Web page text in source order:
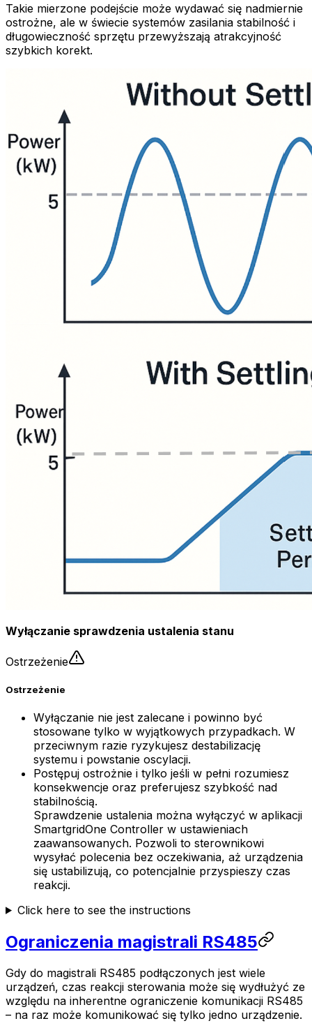
Takie mierzone podejście może wydawać się nadmiernie
ostrożne, ale w świecie systemów zasilania stabilność i
długowieczność sprzętu przewyższają atrakcyjność
szybkich korekt.
Wyłączanie sprawdzenia ustalenia stanu
Ostrzeżenie
Ostrzeżenie
Wyłączanie nie jest zalecane i powinno być
stosowane tylko w wyjątkowych przypadkach. W
przeciwnym razie ryzykujesz destabilizację
systemu i powstanie oscylacji.
Postępuj ostrożnie i tylko jeśli w pełni rozumiesz
konsekwencje oraz preferujesz szybkość nad
stabilnością.
Sprawdzenie ustalenia można wyłączyć w aplikacji
SmartgridOne Controller w ustawieniach
zaawansowanych. Pozwoli to sterownikowi
wysyłać polecenia bez oczekiwania, aż urządzenia
się ustabilizują, co potencjalnie przyspieszy czas
reakcji.
Click here to see the instructions
Ograniczenia magistrali RS485
Gdy do magistrali RS485 podłączonych jest wiele
urządzeń, czas reakcji sterowania może się wydłużyć ze
względu na inherentne ograniczenie komunikacji RS485
– na raz może komunikować się tylko jedno urządzenie.